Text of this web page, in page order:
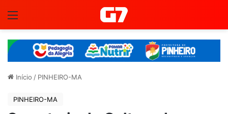
Início / PINHEIRO-MA
PINHEIRO-MA